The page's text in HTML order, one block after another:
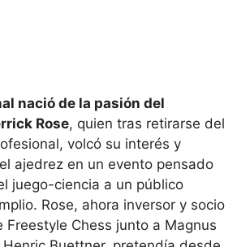
nació de la pasión del
Rose, quien tras retirarse del
volcó su interés y
ajedrez en un evento pensado
juego-ciencia a un público
Rose, ahora inversor y socio
Freestyle Chess junto a Magnus